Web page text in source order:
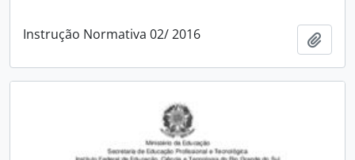
Instrução Normativa 02/ 2016